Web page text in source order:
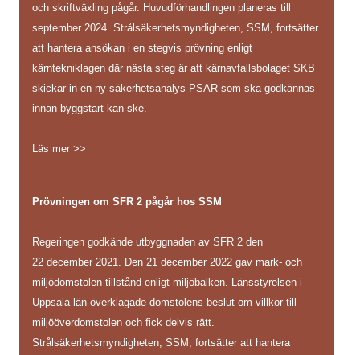
och skriftväxling pågår. Huvudförhandlingen planeras till
september 2024. Strålsäkerhetsmyndigheten, SSM, fortsätter
att hantera ansökan i en stegvis prövning enligt
kärntekniklagen där nästa steg är att kärnavfallsbolaget SKB
skickar in en ny säkerhetsanalys PSAR som ska godkännas
innan byggstart kan ske.
Läs mer >>
Prövningen om SFR 2 pågår hos SSM
Regeringen godkände utbyggnaden av SFR 2 den
22 december 2021. Den 21 december 2022 gav mark- och
miljödomstolen tillstånd enligt miljöbalken. Länsstyrelsen i
Uppsala län överklagade domstolens beslut om villkor till
miljööverdomstolen och fick delvis rätt.
Strålsäkerhetsmyndigheten, SSM, fortsätter att hantera